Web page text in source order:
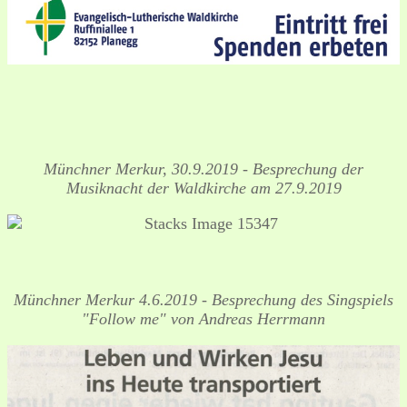
Münchner Merkur, 30.9.2019 - Besprechung der
Musiknacht der Waldkirche am 27.9.2019
Münchner Merkur 4.6.2019 - Besprechung des Singspiels
"Follow me" von Andreas Herrmann